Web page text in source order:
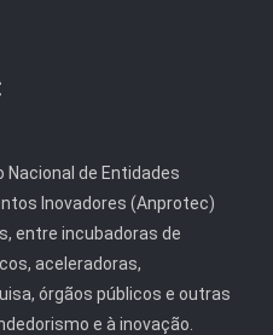
Nacional de Entidades
Inovadores (Anprotec)
entre incubadoras de
aceleradoras,
órgãos públicos e outras
e à inovação.